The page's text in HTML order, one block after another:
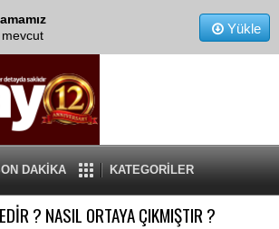
Yükle
DAKİKA KATEGORİLER
? NASIL ORTAYA ÇIKMIŞTIR ?